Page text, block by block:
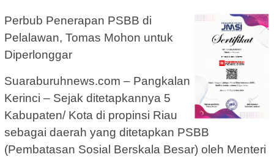
Perbub Penerapan PSBB di
Pelalawan, Tomas Mohon untuk
Diperlonggar
Suaraburuhnews.com – Pangkalan
Kerinci – Sejak ditetapkannya 5
Kabupaten/ Kota di propinsi Riau
sebagai daerah yang ditetapkan PSBB
(Pembatasan Sosial Berskala Besar) oleh Menteri